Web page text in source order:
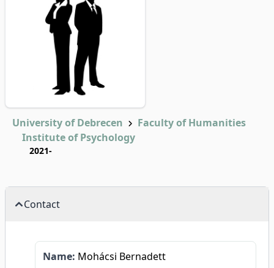
University of Debrecen
Faculty of Humanities
Institute of Psychology
2021-
Contact
Name: Mohácsi Bernadett